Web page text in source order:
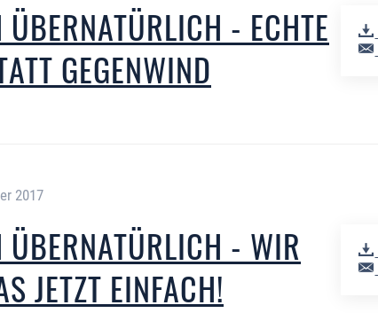
- ECHTE
GEGENWIND
2017
ÜBERNATÜRLICH - WIR
JETZT EINFACH!